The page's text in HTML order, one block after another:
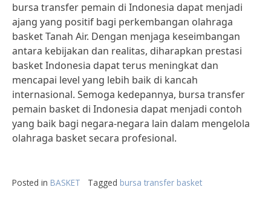
bursa transfer pemain di Indonesia dapat menjadi
ajang yang positif bagi perkembangan olahraga
basket Tanah Air. Dengan menjaga keseimbangan
antara kebijakan dan realitas, diharapkan prestasi
basket Indonesia dapat terus meningkat dan
mencapai level yang lebih baik di kancah
internasional. Semoga kedepannya, bursa transfer
pemain basket di Indonesia dapat menjadi contoh
yang baik bagi negara-negara lain dalam mengelola
olahraga basket secara profesional.
Posted in BASKET Tagged bursa transfer basket